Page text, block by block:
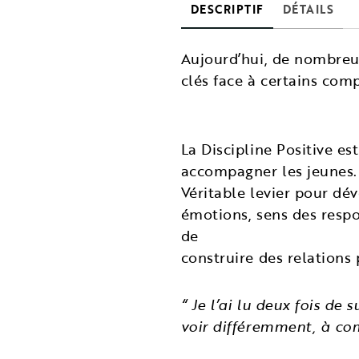
DESCRIPTIF DÉTAILS
Aujourd’hui, de
clés face à certains
La Discipline Positive
accompagner les
Véritable levier pour
émotions, sens des
de
construire des relations
“ Je l’ai lu deux fois de
voir différemment, à